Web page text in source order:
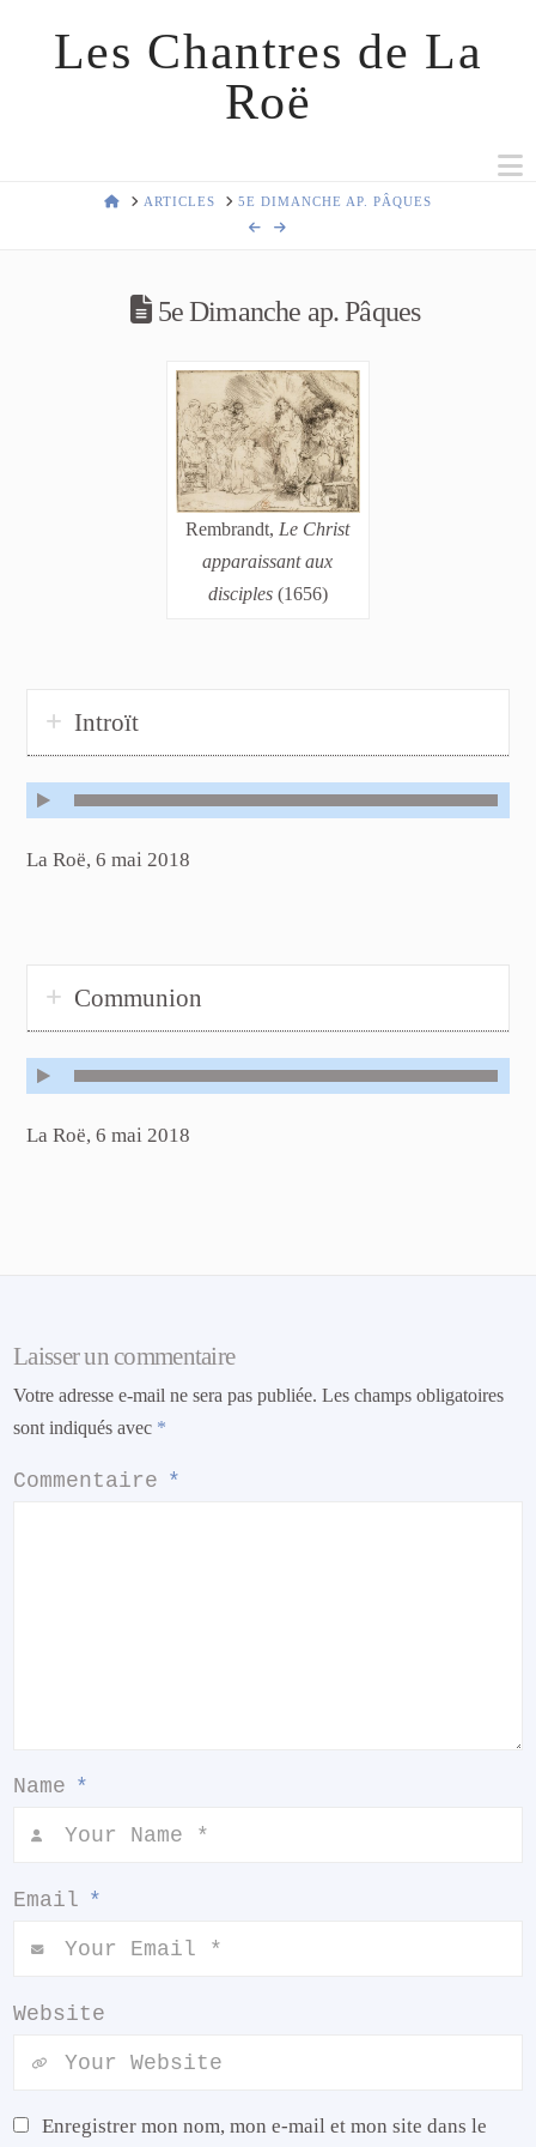
Les Chantres de La
Roë
HOMEARTICLES 5E DIMANCHE AP. PÂQUES
5e Dimanche ap. Pâques
Rembrandt, Le Christ
apparaissant aux
disciples(1656)
Introït
La Roë, 6 mai 2018
Communion
La Roë, 6 mai 2018
Laisser un commentaire
Votre adresse e-mail ne sera pas publiée. Les champs obligatoires
sont indiqués avec *
Commentaire*
Name*
Email*
Website
Enregistrer mon nom, mon e-mail et mon site dans le